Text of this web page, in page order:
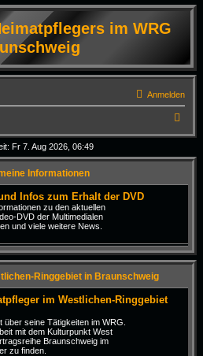
im WRG
Anmelden
u
c
Fr 7. Aug 2026, 06:49
Informationen
Infos zum Erhalt der DVD
zu den aktuellen
DVD der Multimedialen
und viele weitere News.
Ringgebiet in Braunschweig
im Westlichen-Ringgebiet
über seine Tätigkeiten im WRG.
mit dem Kulturpunkt West
Braunschweig im
zu finden.